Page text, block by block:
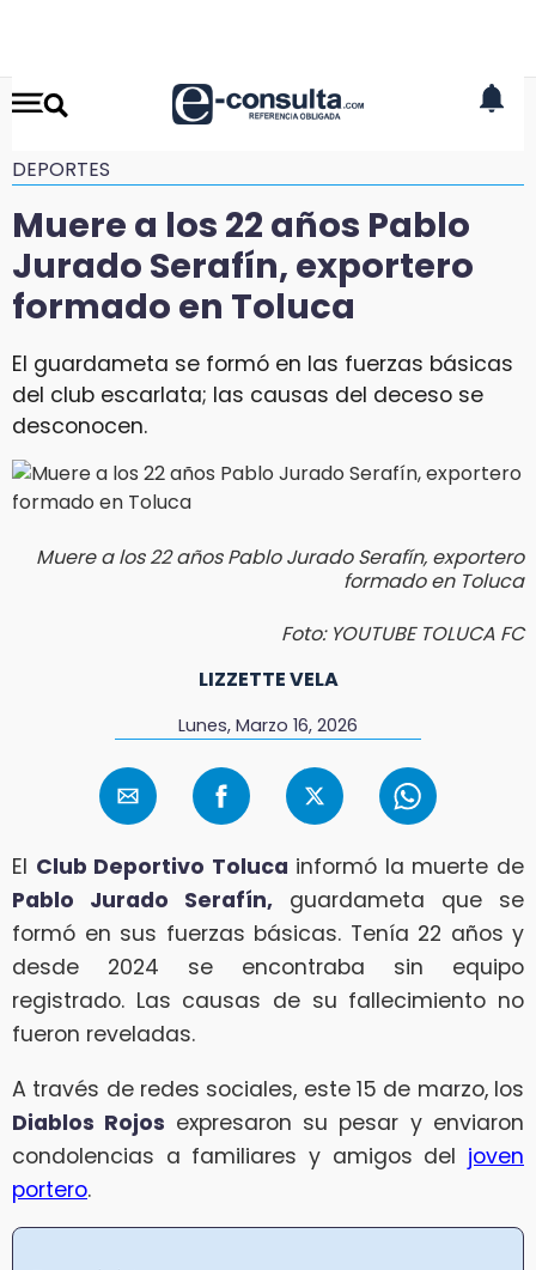
DEPORTES
Muere a los 22 años Pablo
Jurado Serafín, exportero
formado en Toluca
El guardameta se formó en las fuerzas básicas
del club escarlata; las causas del deceso se
desconocen.
Muere a los 22 años Pablo Jurado Serafín, exportero
formado en Toluca
Foto: YOUTUBE TOLUCA FC
LIZZETTE VELA
Lunes, Marzo 16, 2026
El Club Deportivo Toluca informó la muerte de
Pablo Jurado Serafín, guardameta que se
formó en sus fuerzas básicas. Tenía 22 años y
desde 2024 se encontraba sin equipo
registrado. Las causas de su fallecimiento no
fueron reveladas.
A través de redes sociales, este 15 de marzo, los
Diablos Rojos expresaron su pesar y enviaron
condolencias a familiares y amigos del joven
portero.